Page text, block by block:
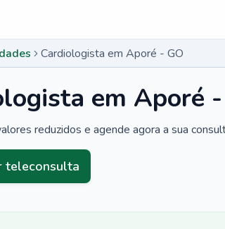
Cardiologista em Aporé - GO
em Aporé
reduzidos e agende agora a sua
teleconsulta